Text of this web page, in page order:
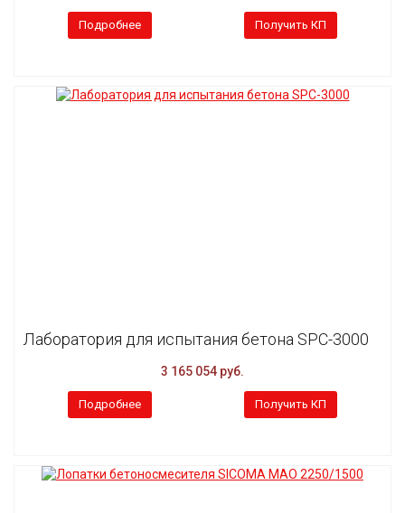
Подробнее Получить КП
Лаборатория для испытания бетона SPC-3000
3 165 054 руб.
Подробнее Получить КП